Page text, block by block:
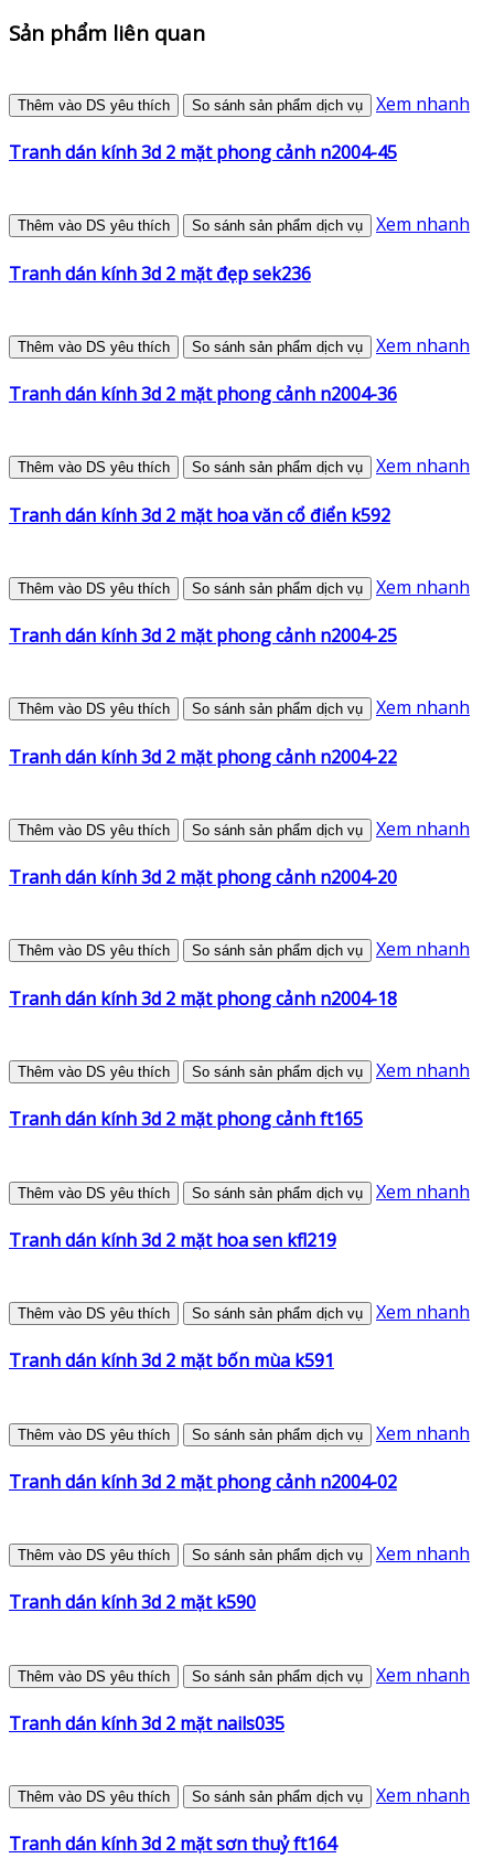
Sản phẩm liên quan
Thêm vào DS yêu thích So sánh sản phẩm dịch vụ Xem nhanh
Tranh dán kính 3d 2 mặt phong cảnh n2004-45
Thêm vào DS yêu thích So sánh sản phẩm dịch vụ Xem nhanh
Tranh dán kính 3d 2 mặt đẹp sek236
Thêm vào DS yêu thích So sánh sản phẩm dịch vụ Xem nhanh
Tranh dán kính 3d 2 mặt phong cảnh n2004-36
Thêm vào DS yêu thích So sánh sản phẩm dịch vụ Xem nhanh
Tranh dán kính 3d 2 mặt hoa văn cổ điển k592
Thêm vào DS yêu thích So sánh sản phẩm dịch vụ Xem nhanh
Tranh dán kính 3d 2 mặt phong cảnh n2004-25
Thêm vào DS yêu thích So sánh sản phẩm dịch vụ Xem nhanh
Tranh dán kính 3d 2 mặt phong cảnh n2004-22
Thêm vào DS yêu thích So sánh sản phẩm dịch vụ Xem nhanh
Tranh dán kính 3d 2 mặt phong cảnh n2004-20
Thêm vào DS yêu thích So sánh sản phẩm dịch vụ Xem nhanh
Tranh dán kính 3d 2 mặt phong cảnh n2004-18
Thêm vào DS yêu thích So sánh sản phẩm dịch vụ Xem nhanh
Tranh dán kính 3d 2 mặt phong cảnh ft165
Thêm vào DS yêu thích So sánh sản phẩm dịch vụ Xem nhanh
Tranh dán kính 3d 2 mặt hoa sen kfl219
Thêm vào DS yêu thích So sánh sản phẩm dịch vụ Xem nhanh
Tranh dán kính 3d 2 mặt bốn mùa k591
Thêm vào DS yêu thích So sánh sản phẩm dịch vụ Xem nhanh
Tranh dán kính 3d 2 mặt phong cảnh n2004-02
Thêm vào DS yêu thích So sánh sản phẩm dịch vụ Xem nhanh
Tranh dán kính 3d 2 mặt k590
Thêm vào DS yêu thích So sánh sản phẩm dịch vụ Xem nhanh
Tranh dán kính 3d 2 mặt nails035
Thêm vào DS yêu thích So sánh sản phẩm dịch vụ Xem nhanh
Tranh dán kính 3d 2 mặt sơn thuỷ ft164